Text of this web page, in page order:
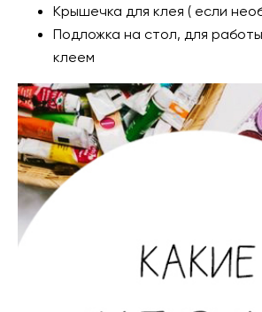
Крышечка для клея ( если
Подложка на стол, для
клеем